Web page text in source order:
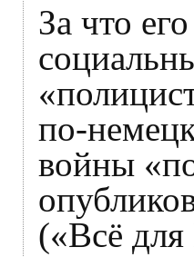
За что
по-
войны
(«Всё